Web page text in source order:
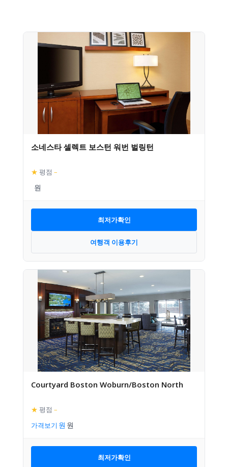
소네스타 셀렉트 보스턴 워번 벌링턴
★ 평점 –
최저가확인
여행객 이용후기
Courtyard Boston Woburn/Boston North
★ 평점 –
가격보기
최저가확인